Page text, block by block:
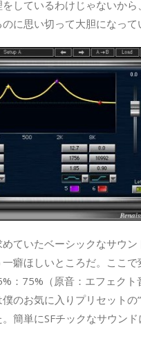
をしているわけじゃないから
に思い切って大胆になって
ていたベーシックなサウン
癖ほしいところだ。ここで
：75%（原音：エフェクト
のお気に入りプリセットの
簡単にSFチックなサウン